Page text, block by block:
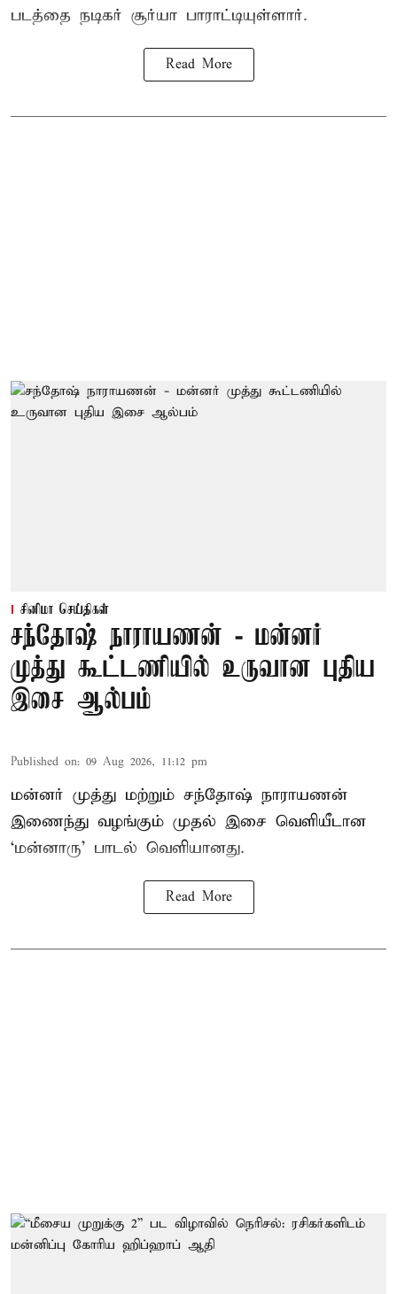
படத்தை நடிகர் சூர்யா பாராட்டியுள்ளார்.
Read More
சினிமா செய்திகள்
சந்தோஷ் நாராயணன் - மன்னர்
முத்து கூட்டணியில் உருவான புதிய
இசை ஆல்பம்
Published on: 09 Aug 2026, 11:12 pm
மன்னர் முத்து மற்றும் சந்தோஷ் நாராயணன்
இணைந்து வழங்கும் முதல் இசை வெளியீடான
‘மன்னாரு’ பாடல் வெளியானது.
Read More